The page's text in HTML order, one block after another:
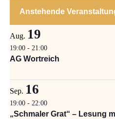
Anstehende
Aug. 19
19:00 - 21:00
AG Wortreich
Sep. 16
19:00 - 22:00
„Schmaler Grat“ – Lesung